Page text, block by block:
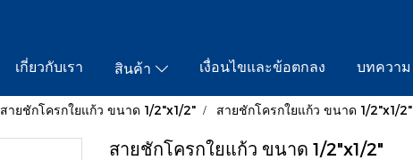
เกี่ยวกับเรา สินค้า เงื่อนไขและข้อตกลง บทความ
สายชักโครกใยแก้ว ขนาด 1/2"x1/2" สายชักโครกใยแก้ว ขนาด 1/2"x1/2"
สายชักโครกใยแก้ว ขนาด 1/2"x1/2"